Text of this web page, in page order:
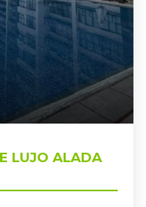
DE LUJO
LUJO ALADA